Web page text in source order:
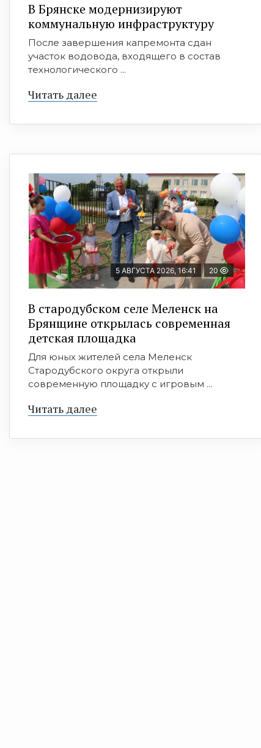
В Брянске модернизируют
коммунальную инфраструктуру
После завершения капремонта сдан
участок водовода, входящего в состав
технологического ...
Читать далее
5 АВГУСТА 2026, 16:41 20
В стародубском селе Меленск на
Брянщине открылась современная
детская площадка
Для юных жителей села Меленск
Стародубского округа открыли
современную площадку с игровым ...
Читать далее